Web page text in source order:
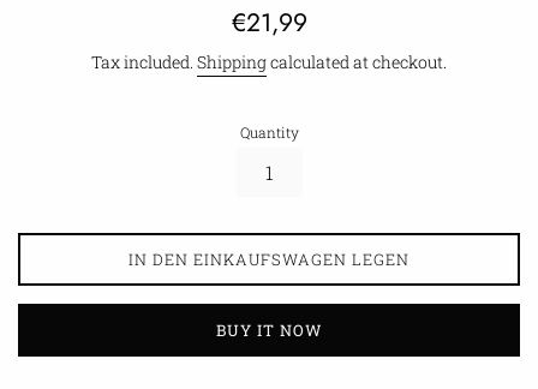
Regular
€21,99
Tax included. Shippingcalculated at checkout.
Quantity
IN DEN EINKAUFSWAGEN LEGEN
BUY IT NOW